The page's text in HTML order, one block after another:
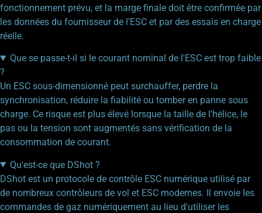
fonctionnement prévu, et la marge finale doit être confirmée par
les données du fournisseur de l'ESC et par des essais en charge
réelle.
Que se passe-t-il si le courant nominal de l'ESC est trop faible
?
Un ESC sous-dimensionné peut surchauffer, perdre la
synchronisation, réduire la fiabilité ou tomber en panne sous
charge. Ce risque est plus élevé lorsque la taille de l'hélice, le
pas ou la tension sont augmentés sans vérification de la
consommation de courant.
Qu'est-ce que DShot ?
DShot est un protocole de contrôle ESC numérique utilisé par
de nombreux contrôleurs de vol et ESC modernes. Il envoie les
commandes de gaz numériquement au lieu d'utiliser les